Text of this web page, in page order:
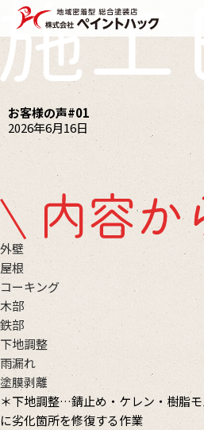
お客様の声#01
2026年6月16日
外壁
屋根
コーキング
木部
鉄部
下地調整
雨漏れ
塗膜剥離
＊下地調整…錆止め・ケレン・樹脂
に劣化箇所を修復する作業